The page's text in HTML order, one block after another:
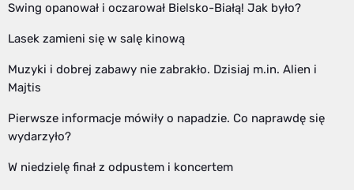
Swing opanował i oczarował Bielsko-Białą! Jak było?
Lasek zamieni się w salę kinową
Muzyki i dobrej zabawy nie zabrakło. Dzisiaj m.in. Alien i
Majtis
Pierwsze informacje mówiły o napadzie. Co naprawdę się
wydarzyło?
W niedzielę finał z odpustem i koncertem